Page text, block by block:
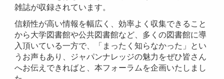
雑誌が収録されています。
信頼性が高い情報を幅広く、効率よく収集できること
から大学図書館や公共図書館など、多くの図書館に導
入頂いている一方で、「まったく知らなかった」とい
うお声もあり、ジャパンナレッジの魅力をぜひ皆さん
へお伝えできればと、本フォーラムを企画いたしまし